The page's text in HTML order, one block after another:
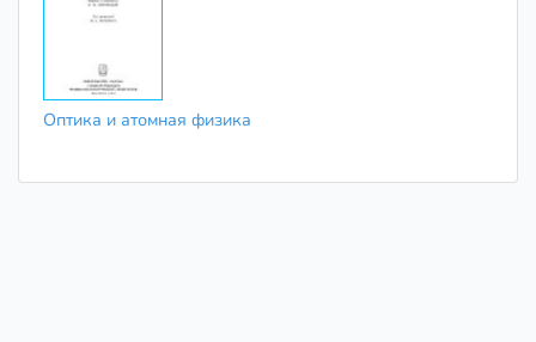
Оптика и атомная физика